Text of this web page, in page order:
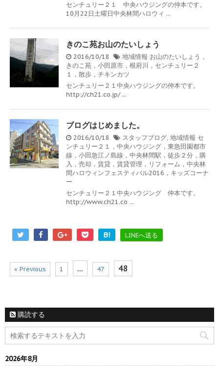
センチュリー２１ 中央ハウジングの仲本です。
10月22日土曜日中央林間ハロウィ ...
きのこ苑お山のたいしょう
2016/10/18 地域情報 お山のたいしょう，
きのこ苑，小田原市，根府川，センチュリー２
１，散歩，チキンカツ
センチュリー２１中央ハウジングの仲本です。
http://ch21.co.jp/ ...
ブログはじめました。
2016/10/18 スタッフブログ, 地域情報 セ
ンチュリー２１，中央ハウジング，東急田園都市
線，小田急江ノ島線，中央林間駅，徒歩２分，購
入，売却，賃貸，賃貸管理，リフォーム，中央林
間ハロウィンフェスティバル2016，キッズコーナ
ー
センチュリー２１中央ハウジング 仲本です。
http://www.ch21.co ...
B! LINEへ送る
« Previous 1 … 47 48
購読する
2026年8月